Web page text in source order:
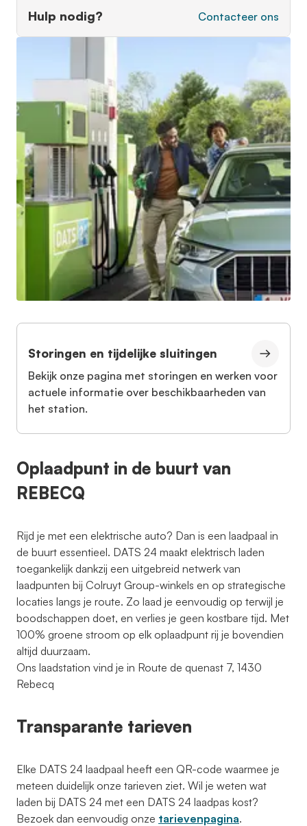
Hulp nodig? Contacteer ons
Storingen en tijdelijke sluitingen
Bekijk onze pagina met storingen en werken voor
actuele informatie over beschikbaarheden van
het station.
Oplaadpunt in de buurt van
REBECQ
Rijd je met een elektrische auto? Dan is een laadpaal in
de buurt essentieel. DATS 24 maakt elektrisch laden
toegankelijk dankzij een uitgebreid netwerk van
laadpunten bij Colruyt Group-winkels en op strategische
locaties langs je route. Zo laad je eenvoudig op terwijl je
boodschappen doet, en verlies je geen kostbare tijd. Met
100% groene stroom op elk oplaadpunt rij je bovendien
altijd duurzaam.
Ons laadstation vind je in Route de quenast 7, 1430
Rebecq
Transparante tarieven
Elke DATS 24 laadpaal heeft een QR-code waarmee je
meteen duidelijk onze tarieven ziet. Wil je weten wat
laden bij DATS 24 met een DATS 24 laadpas kost?
Bezoek dan eenvoudig onze tarievenpagina.